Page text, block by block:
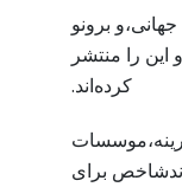
برونو
را منتشر
کرده‌اند.
برای